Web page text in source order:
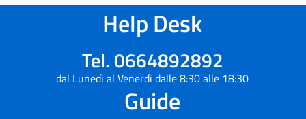
Help Desk
Tel. 0664892892
dal Lunedì al Venerdì dalle 8:30 alle 18:30
Guide